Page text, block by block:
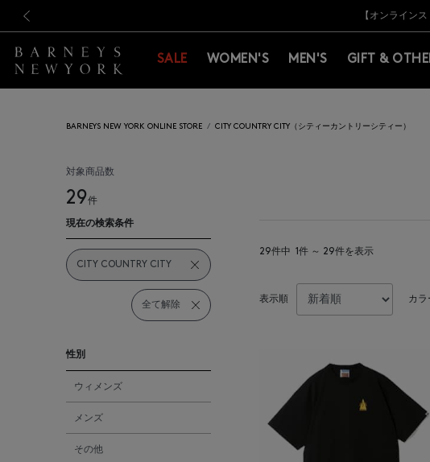
新規登録のお客様も対象！＜MY【オンライン
【夏季
熊本
新規登録のお客様も対象！＜MY
SALE WOMEN'S MEN'S GIFT &
BARNEYS NEW YORK ONLINE STORE CITY COUNTRY CITY（シティーカントリーシティー）
対象商品数
29件
現在の検索条件
CITY COUNTRY CITY
全て解除
性別
ウィメンズ
メンズ
その他
29件中 1件 ～ 29件を表示
表示順 カラ